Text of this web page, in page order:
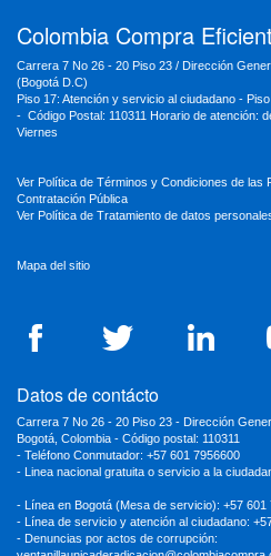
Colombia Compra
Carrera 7 No 26 - 20 Piso 23 / Dirección
(Bogotá D.C)
Piso 17: Atención y servicio al ciudadano -
- Código Postal: 110311 Horario de atención:
Viernes
Ver Política de Términos y Condiciones de las
Contratación Pública
Ver Política de Tratamiento de datos
Mapa del sitio
Datos de contácto
Carrera 7 No 26 - 20 Piso 23 - Dirección
Bogotá, Colombia - Código postal: 110311
- Teléfono Conmutador: +57 601 7956600
- Linea nacional gratuita o servicio a la
- Línea en Bogotá (Mesa de servicio): +57 601
- Línea de servicio y atención al ciudadano:
- Denuncias por actos de corrupción: